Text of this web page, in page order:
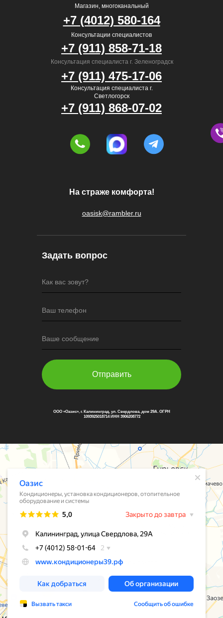
Как вас зовут?
Ваш телефон
Ваше сообщение
Отправить
oasisk@rambler.ru
На страже комфорта!
Магазин, многоканальный
Консультация специалиста г.
Светлогорск
Консультация специалиста г. Зеленоградск
Консультации специалистов
+7 (911) 858-71-18
+7 (911) 475-17-06
+7 (911) 868-07-02
+7 (4012) 580-164
Задать вопрос
ООО «Оазис», г. Калининград, ул. Свердлова, дом 29А. ОГРН
1093925018714 ИНН 3906208772